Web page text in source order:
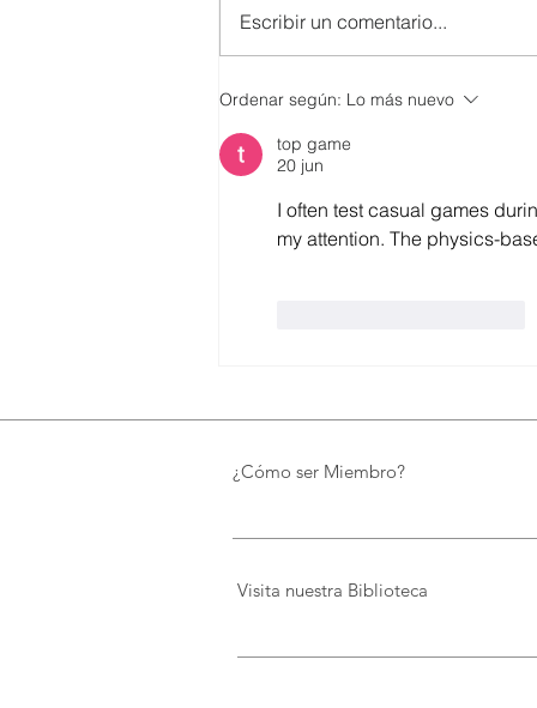
SMARTCO se suma a la
Biblioteca de FUNDACIÓN
FIDAL, un proyecto que
preserva el patrimonio y
democratiza el conocimiento
Escribir un comentario...
Ordenar según: Lo más nuevo
top game
20 jun
I often test casual games
my attention. The physics-
¿Cómo ser Miembro?
Visita nuestra Biblioteca